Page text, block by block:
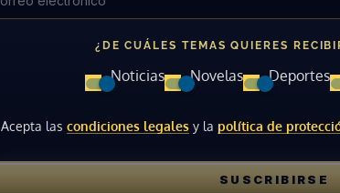
¿DE CUÁLES TEMAS QUIERES
Noticias Novelas Deportes
Acepta las condiciones legales y la política de
SUSCRIBIRSE
Gracias por suscribirte a
ACEPTAR